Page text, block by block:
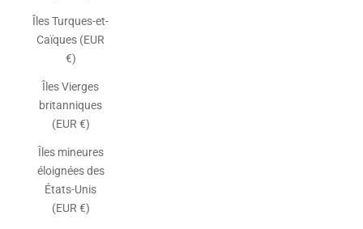
Îles Turques-et-
Caïques (EUR
€)
Îles Vierges
britanniques
(EUR €)
Îles mineures
éloignées des
États-Unis
(EUR €)